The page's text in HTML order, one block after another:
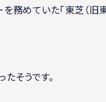
務めていた「東芝（旧
そうです。